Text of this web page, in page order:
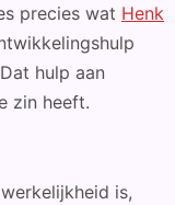
precies wat Henk
hulp aan
zin heeft.
is,